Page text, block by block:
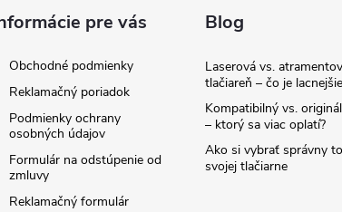
pre vás
Obchodné podmienky
Reklamačný poriadok
Podmienky ochrany
osobných údajov
Formulár na odstúpenie od
zmluvy
Reklamačný formulár
Blog
Laserová vs.
tlačiareň – čo je
Kompatibilný vs.
– ktorý sa viac oplatí?
Ako si vybrať správny
svojej tlačiarne